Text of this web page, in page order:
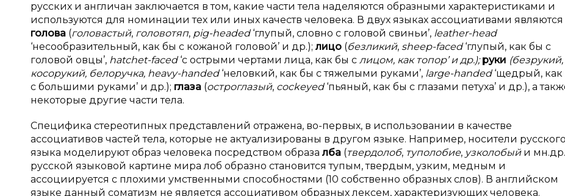
русских и англичан заключается в том, какие части тела наделяются образными характеристиками и
используются для номинации тех или иных качеств человека. В двух языках ассоциативами являются
голова (головастый, головотяп, pig-headed‘глупый, словно с головой свиньи’, leather-head
‘несообразительный, как бы с кожаной головой’ и др.); лицо (безликий, sheep-faced‘глупый, как бы с
головой овцы’, hatchet-faced‘с острыми чертами лица, как бы с лицом, как топор’ и др.); руки (безрукий,
косорукий, белоручка, heavy-handed‘неловкий, как бы с тяжелыми руками’, large-handed‘щедрый, как
с большими руками’ и др.); глаза (остроглазый, cockeyed‘пьяный, как бы с глазами петуха’ и др.), а
некоторые другие части тела.
Специфика стереотипных представлений отражена, во-первых, в использовании в качестве
ассоциативов частей тела, которые не актуализированы в другом языке. Например, носители русского
языка моделируют образ человека посредством образа лба (твердолоб, туполобие, узколобыйи
русской языковой картине мира лоб образно становится тупым, твердым, узким, медным и
ассоциируется с плохими умственными способностями (10 собственно образных слов). В английском
языке данный соматизм не является ассоциативом образных лексем, характеризующих человека.